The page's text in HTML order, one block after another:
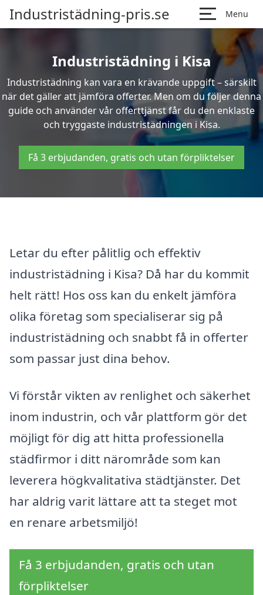
Industristädning-pris.se Menu
Industristädning i Kisa
Industristädning kan vara en krävande uppgift – särskilt
när det gäller att jämföra offerter. Men om du följer denna
guide och använder vår offerttjänst får du den enklaste
och tryggaste industristädningen i Kisa.
Få 3 erbjudanden, gratis och utan förpliktelser
Letar du efter pålitlig och effektiv
industristädning i Kisa? Då har du kommit
helt rätt! Hos oss kan du enkelt jämföra
olika företag som specialiserar sig på
industristädning och snabbt få in offerter
som passar just dina behov.
Vi förstår vikten av renlighet och säkerhet
inom industrin, och vår plattform gör det
möjligt för dig att hitta professionella
städfirmor i ditt närområde som kan
leverera högkvalitativa städtjänster. Det
har aldrig varit lättare att ta steget mot
en renare arbetsmiljö!
Få 3 erbjudanden, gratis och utan
förpliktelser